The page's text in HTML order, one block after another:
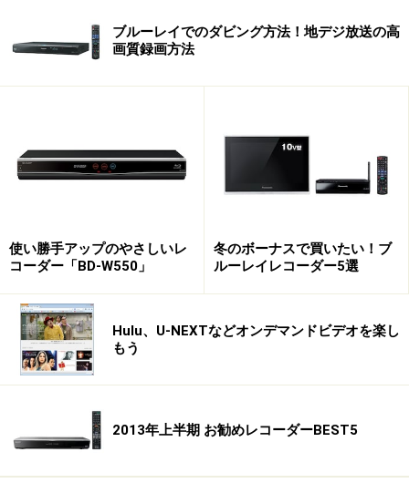
ブルーレイでのダビング方法！地デジ放送の高
画質録画方法
使い勝手アップのやさしいレ
コーダー「BD-W550」
冬のボーナスで買いたい！ブ
ルーレイレコーダー5選
Hulu、U-NEXTなどオンデマンドビデオを楽し
もう
2013年上半期 お勧めレコーダーBEST5